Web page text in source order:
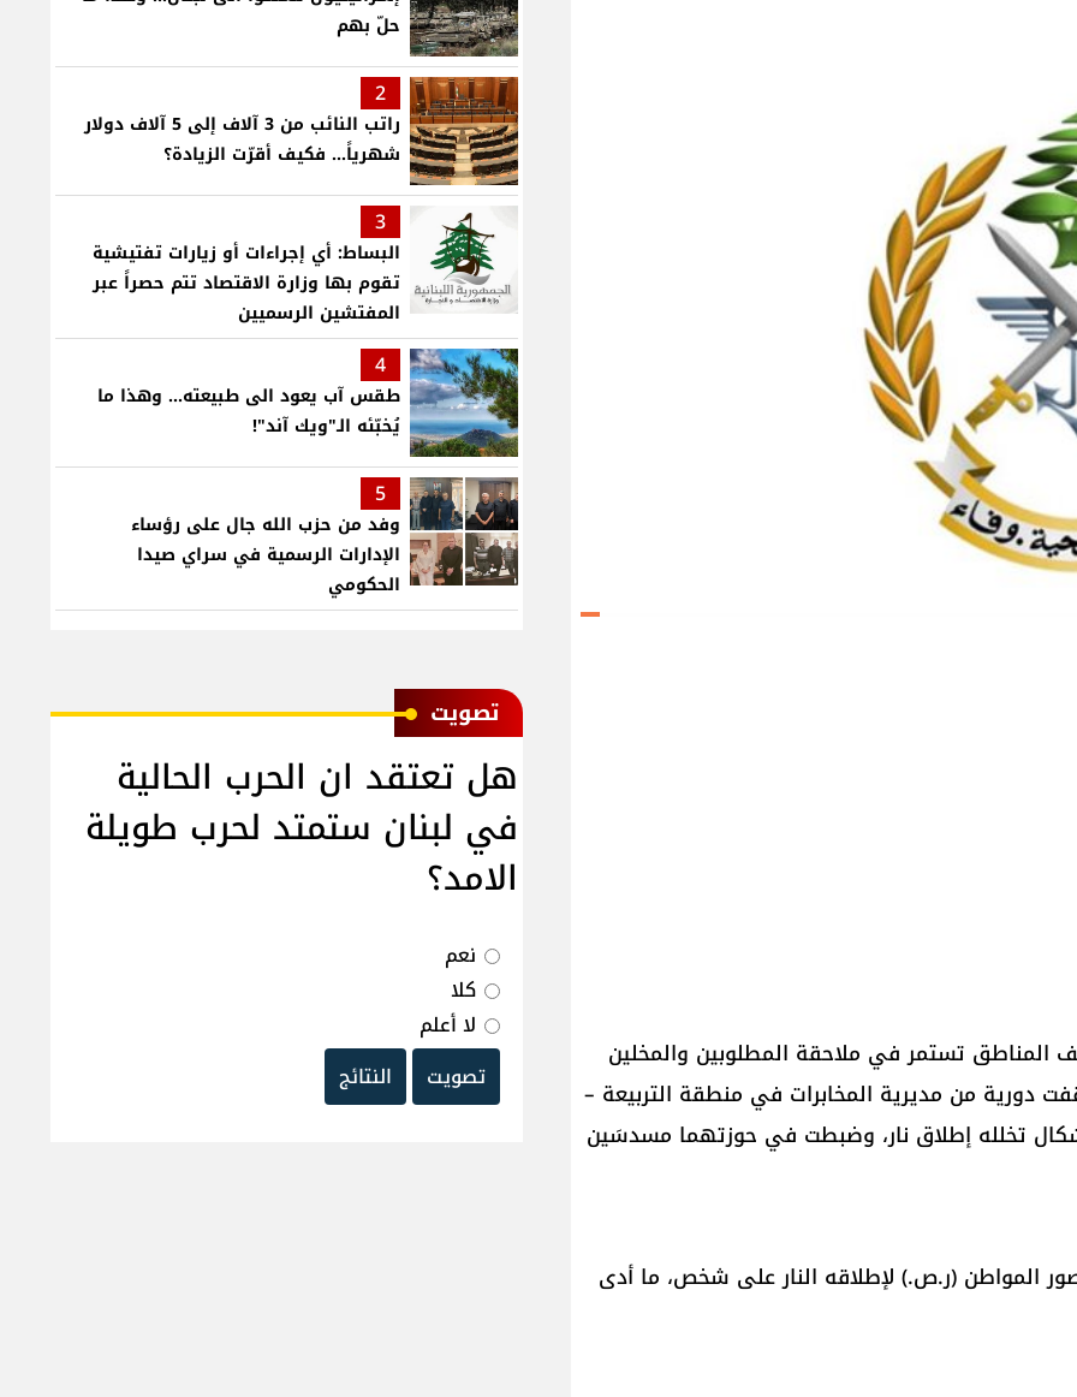
المناطق تستمر في ملاحقة المطلوبين والمخلين
دورية من مديرية المخابرات في منطقة التربيعة –
تخلله إطلاق نار، وضبطت في حوزتهما مسدسَين
المواطن (ر.ص.) لإطلاقه النار على شخص، ما أدى
حلّ بهم
2
راتب النائب من 3 آلاف إلى 5 آلاف دولار
شهرياً... فكيف أقرّت الزيادة؟
3
البساط: أي إجراءات أو زيارات تفتيشية
تقوم بها وزارة الاقتصاد تتم حصراً عبر
المفتشين الرسميين
4
طقس آب يعود الى طبيعته... وهذا ما
يُخبّئه الـ"ويك آند"!
5
وفد من حزب الله جال على رؤساء
الإدارات الرسمية في سراي صيدا
الحكومي
ﺗﺼﻮﻳﺖ
هل تعتقد ان الحرب الحالية
في لبنان ستمتد لحرب طويلة
الامد؟
نعم
كلا
لا أعلم
تصويت
النتائج